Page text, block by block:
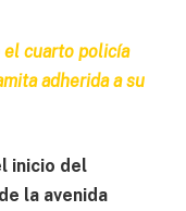
el cuarto policía
adherida a su
inicio del
la avenida